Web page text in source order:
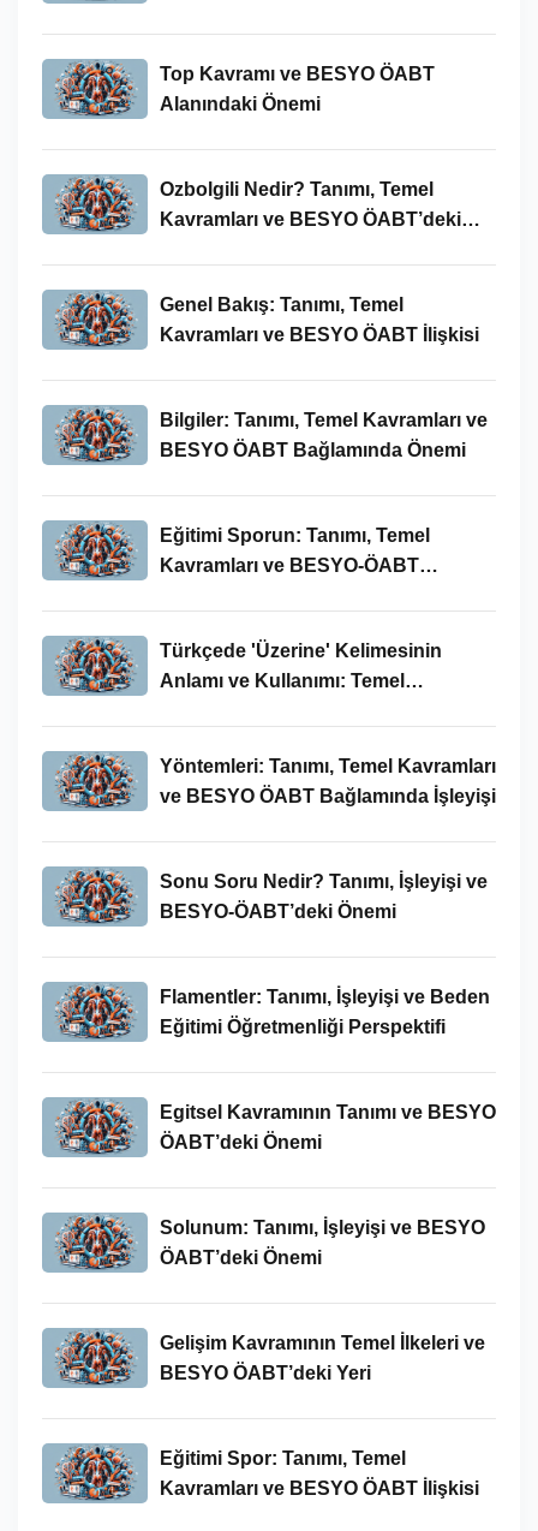
Top Kavramı ve BESYO ÖABT
Alanındaki Önemi
Ozbolgili Nedir? Tanımı, Temel
Kavramları ve BESYO ÖABT’deki
Genel Bakış: Tanımı, Temel
Kavramları ve BESYO ÖABT İlişkisi
Bilgiler: Tanımı, Temel Kavramları ve
BESYO ÖABT Bağlamında Önemi
Eğitimi Sporun: Tanımı, Temel
Kavramları ve BESYO-ÖABT
Türkçede 'Üzerine' Kelimesinin
Anlamı ve Kullanımı: Temel
Yöntemleri: Tanımı, Temel Kavramları
ve BESYO ÖABT Bağlamında İşleyişi
Sonu Soru Nedir? Tanımı, İşleyişi ve
BESYO-ÖABT’deki Önemi
Flamentler: Tanımı, İşleyişi ve Beden
Eğitimi Öğretmenliği Perspektifi
Egitsel Kavramının Tanımı ve BESYO
ÖABT’deki Önemi
Solunum: Tanımı, İşleyişi ve BESYO
ÖABT’deki Önemi
Gelişim Kavramının Temel İlkeleri ve
BESYO ÖABT’deki Yeri
Eğitimi Spor: Tanımı, Temel
Kavramları ve BESYO ÖABT İlişkisi